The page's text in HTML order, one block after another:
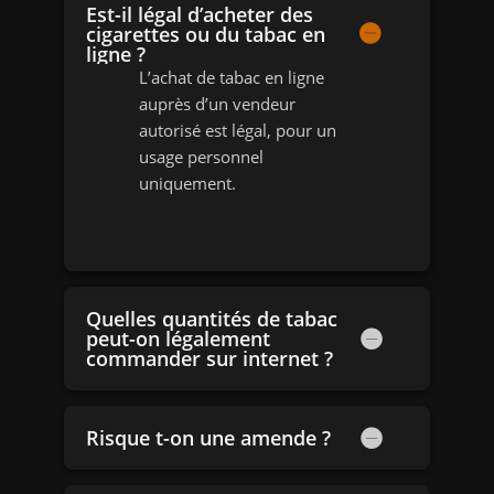
Est-il légal d’acheter des
cigarettes ou du tabac en
ligne ?
L’achat de tabac en ligne
auprès d’un vendeur
autorisé est légal, pour un
usage personnel
uniquement.
Quelles quantités de tabac
peut-on légalement
commander sur internet ?
Risque t-on une amende ?